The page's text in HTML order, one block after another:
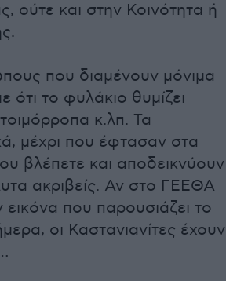
ούτε και στην Κοινότητα ή
που διαμένουν μόνιμα
ότι το φυλάκιο θυμίζει
κ.λπ. Τα
μέχρι που έφτασαν στα
βλέπετε και αποδεικνύουν
ακριβείς. Αν στο ΓΕΕΘΑ
εικόνα που παρουσιάζει το
οι Καστανιανίτες έχουν